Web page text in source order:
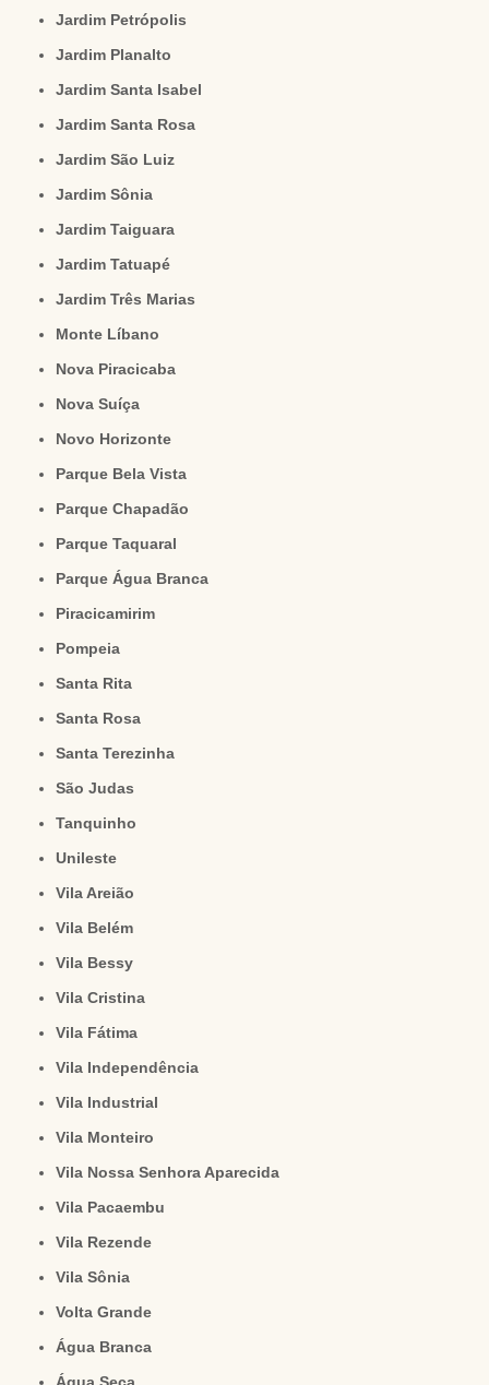
Jardim Petrópolis
Jardim Planalto
Jardim Santa Isabel
Jardim Santa Rosa
Jardim São Luiz
Jardim Sônia
Jardim Taiguara
Jardim Tatuapé
Jardim Três Marias
Monte Líbano
Nova Piracicaba
Nova Suíça
Novo Horizonte
Parque Bela Vista
Parque Chapadão
Parque Taquaral
Parque Água Branca
Piracicamirim
Pompeia
Santa Rita
Santa Rosa
Santa Terezinha
São Judas
Tanquinho
Unileste
Vila Areião
Vila Belém
Vila Bessy
Vila Cristina
Vila Fátima
Vila Independência
Vila Industrial
Vila Monteiro
Vila Nossa Senhora Aparecida
Vila Pacaembu
Vila Rezende
Vila Sônia
Volta Grande
Água Branca